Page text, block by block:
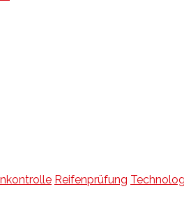
Reifenprüfung